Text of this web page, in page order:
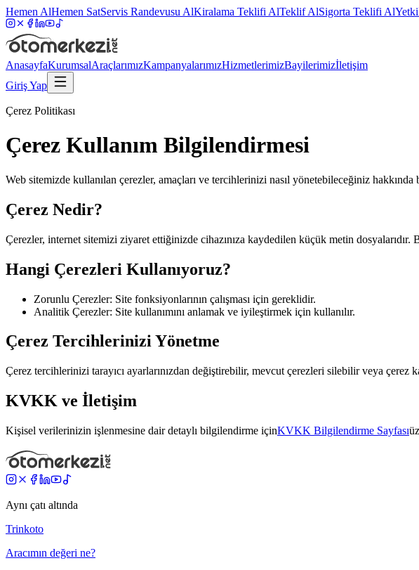
Hemen AlHemen SatServis Randevusu AlKiralama Teklifi AlTeklif AlSigorta Teklifi Al
AnasayfaKurumsalAraçlarımızKampanyalarımızHizmetlerimizBayilerimizİletişim
Giriş Yap
Çerez Politikası
Çerez Kullanım Bilgilendirmesi
Web sitemizde kullanılan çerezler, amaçları ve tercihlerinizi nasıl yönetebileceğiniz hakkında
Çerez Nedir?
Çerezler, internet sitemizi ziyaret ettiğinizde cihazınıza kaydedilen küçük metin dosyalarıdır.
Hangi Çerezleri Kullanıyoruz?
Zorunlu Çerezler: Site fonksiyonlarının çalışması için gereklidir.
Analitik Çerezler: Site kullanımını anlamak ve iyileştirmek için kullanılır.
Çerez Tercihlerinizi Yönetme
Çerez tercihlerinizi tarayıcı ayarlarınızdan değiştirebilir, mevcut çerezleri silebilir veya
KVKK ve İletişim
Kişisel verilerinizin işlenmesine dair detaylı bilgilendirme içinKVKK Bilgilendirme Sayfası
Aynı çatı altında
Trinkoto
Aracımın değeri ne?